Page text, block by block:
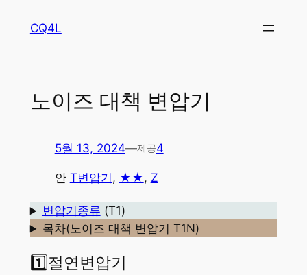
CQ4L
노이즈 대책 변압기
5월 13, 2024—제공4
안 T변압기, ★★, Z
변압기종류 (T1)
목차(노이즈 대책 변압기 T1N)
1️⃣절연변압기